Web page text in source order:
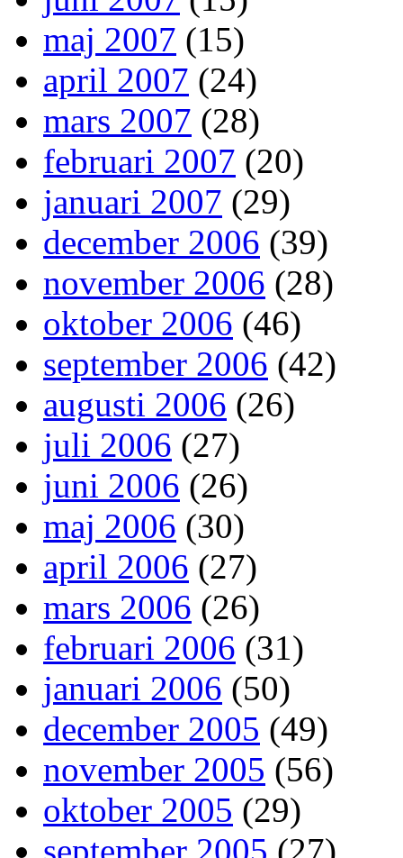
maj 2007 (15)
april 2007 (24)
mars 2007 (28)
februari 2007 (20)
januari 2007 (29)
december 2006 (39)
november 2006 (28)
oktober 2006 (46)
september 2006 (42)
augusti 2006 (26)
juli 2006 (27)
juni 2006 (26)
maj 2006 (30)
april 2006 (27)
mars 2006 (26)
februari 2006 (31)
januari 2006 (50)
december 2005 (49)
november 2005 (56)
oktober 2005 (29)